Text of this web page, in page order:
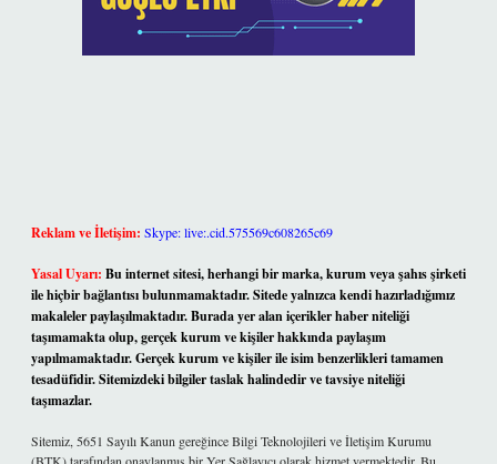
Reklam ve İletişim: Skype: live:.cid.575569c608265c69
Yasal Uyarı: Bu internet sitesi, herhangi bir marka, kurum veya şahıs şirketi
ile hiçbir bağlantısı bulunmamaktadır. Sitede yalnızca kendi hazırladığımız
makaleler paylaşılmaktadır. Burada yer alan içerikler haber niteliği
taşımamakta olup, gerçek kurum ve kişiler hakkında paylaşım
yapılmamaktadır. Gerçek kurum ve kişiler ile isim benzerlikleri tamamen
tesadüfidir. Sitemizdeki bilgiler taslak halindedir ve tavsiye niteliği
taşımazlar.
Sitemiz, 5651 Sayılı Kanun gereğince Bilgi Teknolojileri ve İletişim Kurumu